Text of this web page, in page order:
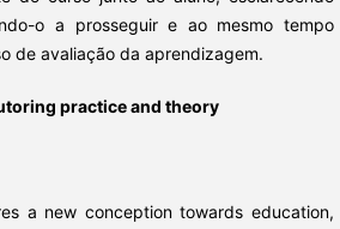
o a prosseguir e ao mesmo tempo
de avaliação da aprendizagem.
practice and theory
a new conception towards education,